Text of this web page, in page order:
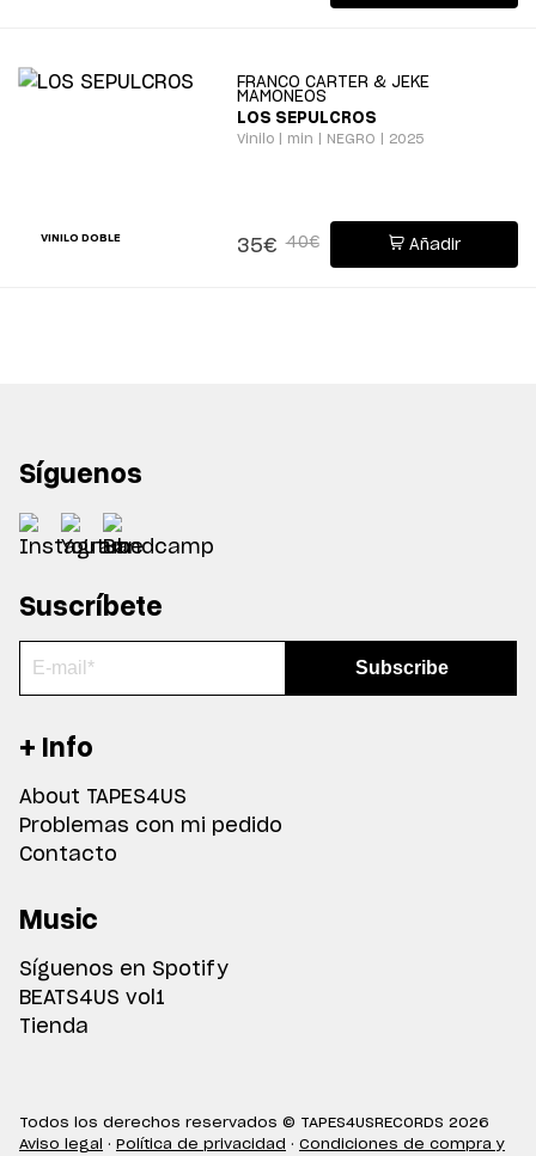
VINILO DOBLE
FRANCO CARTER & JEKE
MAMONEOS
LOS SEPULCROS
Vinilo | min | NEGRO | 2025
35€ 40€ Añadir
Síguenos
Suscríbete
+ Info
About TAPES4US
Problemas con mi pedido
Contacto
Music
Síguenos en Spotify
BEATS4US vol1
Tienda
Todos los derechos reservados © TAPES4USRECORDS 2026
Aviso legal · Política de privacidad · Condiciones de compra y